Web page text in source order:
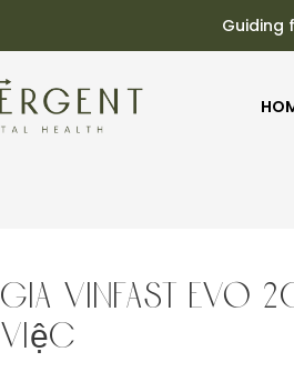
Guiding
giá vinfast evo
việc